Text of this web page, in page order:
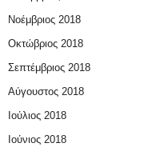
Νοέμβριος 2018
Οκτώβριος 2018
Σεπτέμβριος 2018
Αύγουστος 2018
Ιούλιος 2018
Ιούνιος 2018